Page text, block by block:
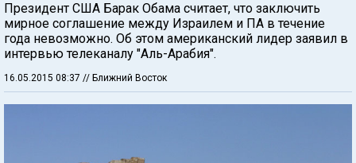
Президент США Барак Обама считает, что заключить
мирное соглашение между Израилем и ПА в течение
года невозможно. Об этом американский лидер заявил в
интервью телеканалу "Аль-Арабия".
16.05.2015 08:37 // Ближний Восток